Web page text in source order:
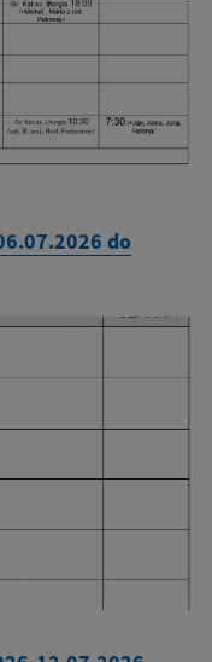
do